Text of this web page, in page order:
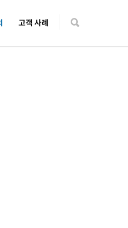
고객 사례